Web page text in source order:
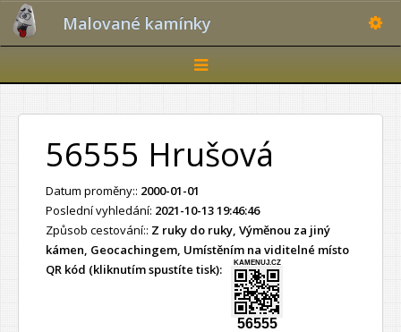
Malované kamínky
Toggle
navigation
56555 Hrušová
Datum proměny:: 2000-01-01
Poslední vyhledání: 2021-10-13 19:46:46
Způsob cestování:: Z ruky do ruky, Výměnou za jiný
kámen, Geocachingem, Umístěním na viditelné místo
QR kód (kliknutím spustíte tisk):
KAMENUJ.CZ
56555